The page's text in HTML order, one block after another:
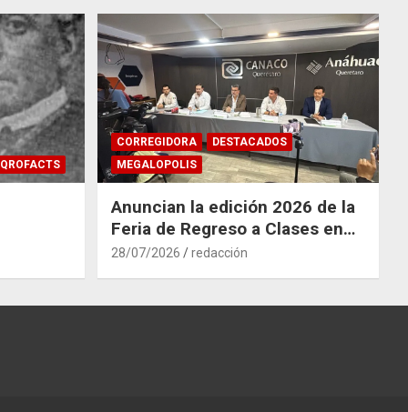
QROFACTS
CORREGIDORA
DESTACADOS
MEGALOPOLIS
Anuncian la edición 2026 de la
Feria de Regreso a Clases en
Corregidora
28/07/2026 redacción